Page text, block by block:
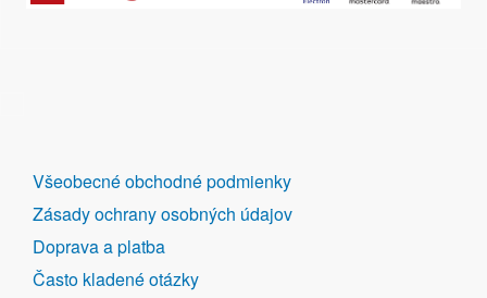
DALŠÍ
ODKAZY
Všeobecné obchodné podmienky
Zásady ochrany osobných údajov
Doprava a platba
Často kladené otázky